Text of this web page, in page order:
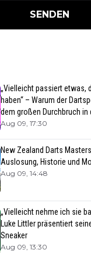
SENDEN
„Vielleicht passiert etwas,
haben“ – Warum der
dem großen Durchbruch in
Aug 09, 17:30
New Zealand Darts
Auslosung, Historie und
Aug 09, 14:48
„Vielleicht nehme ich sie
Luke Littler präsentiert
Sneaker
Aug 09, 13:30